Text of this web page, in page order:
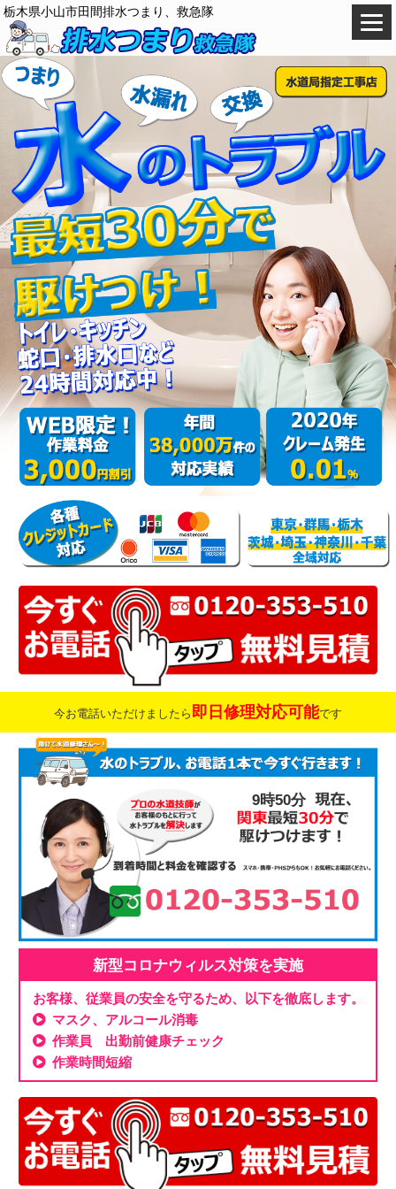
栃木県小山市田間排水つまり、救急隊
今お電話いただけましたら 即日修理対応可能です
9時50分
新型コロナウィルス対策を実施
お客様、従業員の安全を守るため、以下を徹底します。
マスク、アルコール消毒
作業員 出勤前健康チェック
作業時間短縮